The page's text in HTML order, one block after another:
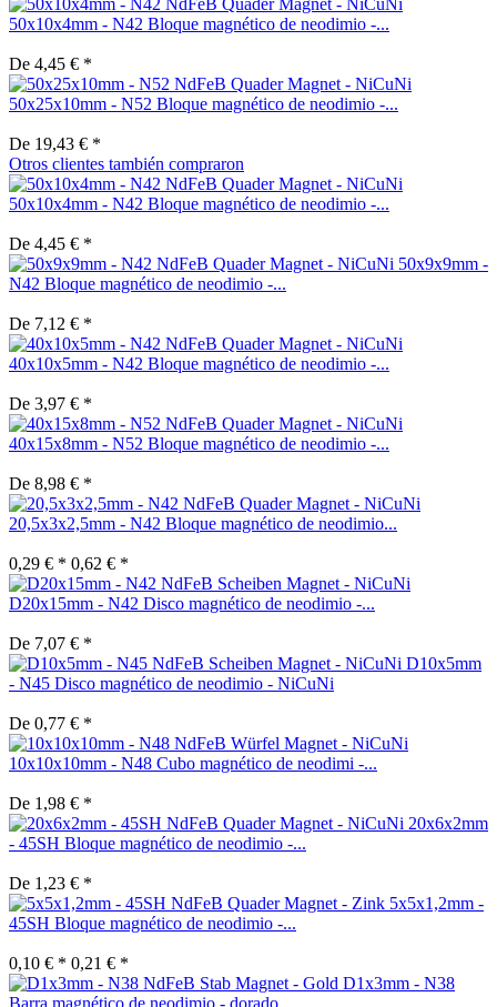
50x10x4mm - N42 Bloque magnético de neodimio -...
De 4,45 € *
50x25x10mm - N52 Bloque magnético de neodimio -...
De 19,43 € *
Otros clientes también compraron
50x10x4mm - N42 Bloque magnético de neodimio -...
De 4,45 € *
50x9x9mm -
N42 Bloque magnético de neodimio -...
De 7,12 € *
40x10x5mm - N42 Bloque magnético de neodimio -...
De 3,97 € *
40x15x8mm - N52 Bloque magnético de neodimio -...
De 8,98 € *
20,5x3x2,5mm - N42 Bloque magnético de neodimio...
0,29 € * 0,62 € *
D20x15mm - N42 Disco magnético de neodimio -...
De 7,07 € *
D10x5mm
- N45 Disco magnético de neodimio - NiCuNi
De 0,77 € *
10x10x10mm - N48 Cubo magnético de neodimi -...
De 1,98 € *
20x6x2mm
- 45SH Bloque magnético de neodimio -...
De 1,23 € *
5x5x1,2mm -
45SH Bloque magnético de neodimio -...
0,10 € * 0,21 € *
D1x3mm - N38
Barra magnético de neodimio - dorado